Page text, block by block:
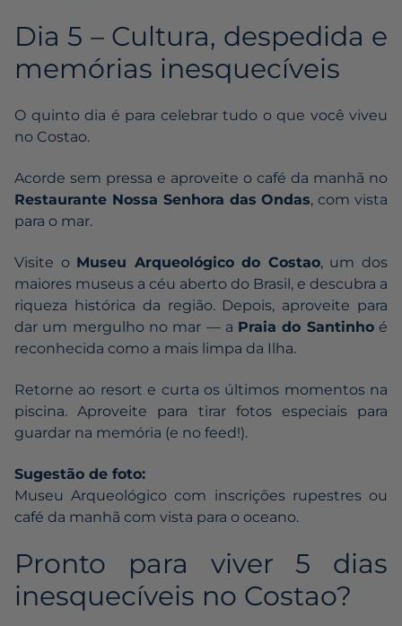
Dia 5 – Cultura, despedida e
memórias inesquecíveis
O quinto dia é para celebrar tudo o que você viveu
no Costao.
Acorde sem pressa e aproveite o café da manhã no
Restaurante Nossa Senhora das Ondas, com vista
para o mar.
Visite o Museu Arqueológico do Costao, um dos
maiores museus a céu aberto do Brasil, e descubra a
riqueza histórica da região. Depois, aproveite para
dar um mergulho no mar — a Praia do Santinhoé
reconhecida como a mais limpa da Ilha.
Retorne ao resort e curta os últimos momentos na
piscina. Aproveite para tirar fotos especiais para
guardar na memória (e no feed!).
Sugestão de foto:
Museu Arqueológico com inscrições rupestres ou
café da manhã com vista para o oceano.
Pronto para viver 5 dias
inesquecíveis no Costao?